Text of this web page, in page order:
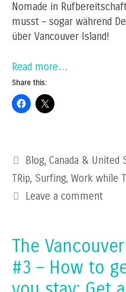
Nomade in
musst – sogar während
über Vancouver Island!
Read more…
Share this:
Categories
Blog,Canada & United
TRip, Surfing, Work while
Leave a comment
The
#3 – How to